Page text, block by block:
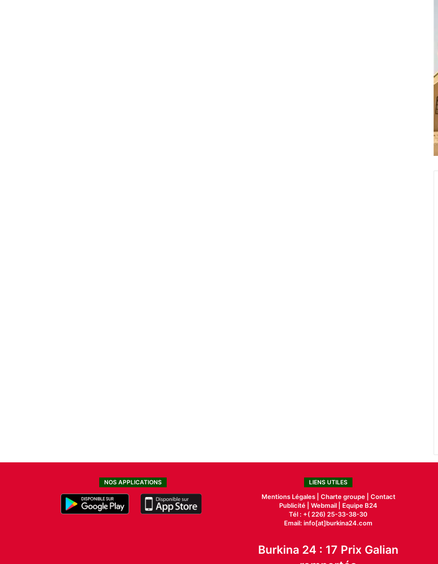
NOS APPLICATIONS LIENS UTILES
Mentions Légales | Charte groupe | Contact
Publicité |Webmail |
Equipe B24
Tél : +( 226) 25-33-38-30
Email: info[at]burkina24.com
Burkina 24 : 17 Prix Galian